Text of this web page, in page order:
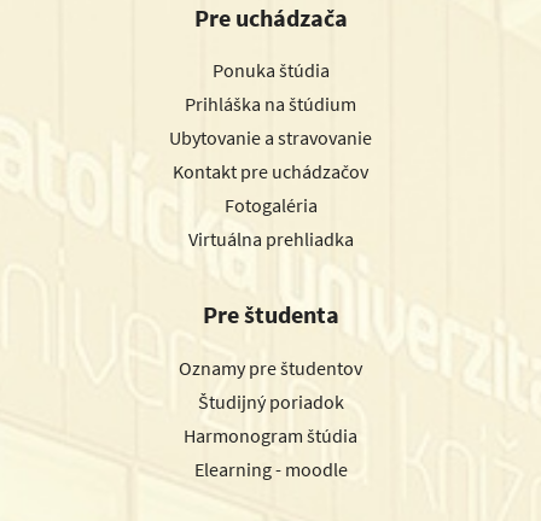
Pre uchádzača
Ponuka štúdia
Prihláška na štúdium
Ubytovanie a stravovanie
Kontakt pre uchádzačov
Fotogaléria
Virtuálna prehliadka
Pre študenta
Oznamy pre študentov
Študijný poriadok
Harmonogram štúdia
Elearning - moodle